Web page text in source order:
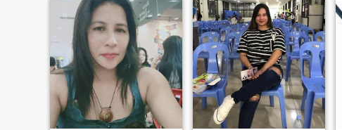
partneren min sov allerede til
en annen kvinne som er hans
kone nå. jeg begynte å gå og
bo sammen med foreldrene
mine.